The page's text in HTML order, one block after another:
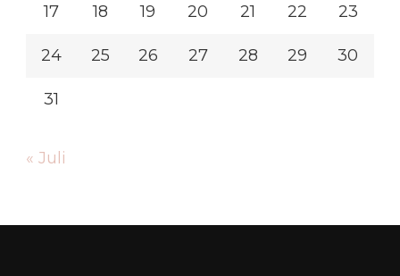
17 18 19 20 21 22 23
24 25 26 27 28 29 30
31
« Juli